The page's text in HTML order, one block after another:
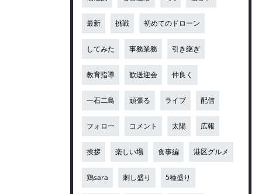
最新 挑戦 初めてのドローン
してみた 事務業務 引き継ぎ
教育指導 歓送迎会 仲良く
一石二鳥 頑張る ライブ 配信
フォロー コメント 太陽 広報
挨拶 楽しい場 食事編 港区グルメ
鶏sara 刺し盛り 5種盛り